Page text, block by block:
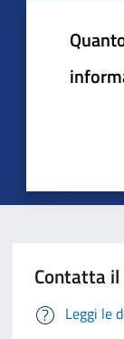
Contatta
Leggi le